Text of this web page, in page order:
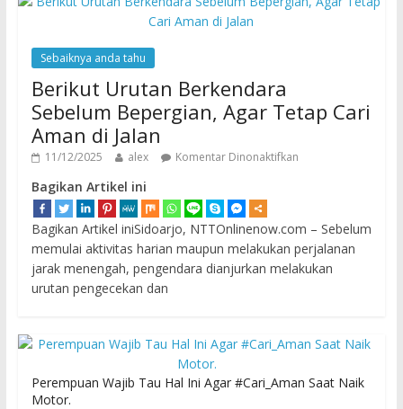
Sebaiknya anda tahu
Berikut Urutan Berkendara
Sebelum Bepergian, Agar Tetap Cari
Aman di Jalan
11/12/2025 alex Komentar Dinonaktifkan
Bagikan Artikel ini
Bagikan Artikel iniSidoarjo, NTTOnlinenow.com – Sebelum
memulai aktivitas harian maupun melakukan perjalanan
jarak menengah, pengendara dianjurkan melakukan
urutan pengecekan dan
Perempuan Wajib Tau Hal Ini Agar #Cari_Aman Saat Naik
Motor.